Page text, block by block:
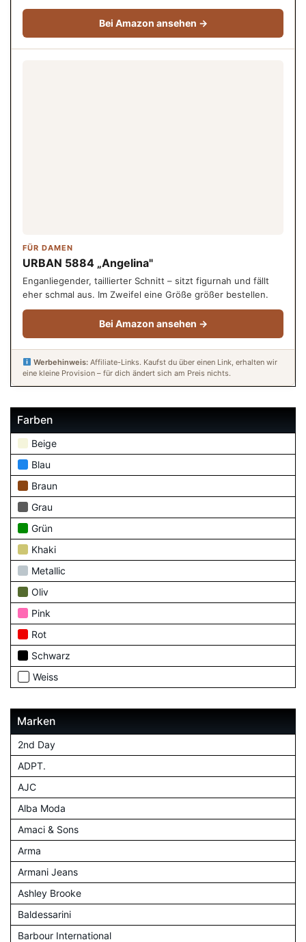
Bei Amazon ansehen →
FÜR DAMEN
URBAN 5884 „Angelina"
Enganliegender, taillierter Schnitt – sitzt figurnah und fällt
eher schmal aus. Im Zweifel eine Größe größer bestellen.
Bei Amazon ansehen →
Werbehinweis:Affiliate-Links. Kaufst du über einen Link, erhalten wir
eine kleine Provision – für dich ändert sich am Preis nichts.
Farben
Beige
Blau
Braun
Grau
Grün
Khaki
Metallic
Oliv
Pink
Rot
Schwarz
Weiss
Marken
2nd Day
ADPT.
AJC
Alba Moda
Amaci & Sons
Arma
Armani Jeans
Ashley Brooke
Baldessarini
Barbour International